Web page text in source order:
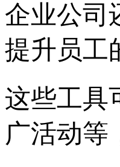
企业公司
提升员工
这些工具
广活动等